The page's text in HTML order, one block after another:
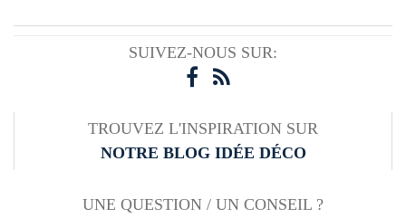
SUIVEZ-NOUS SUR:
TROUVEZ L'INSPIRATION SUR
NOTRE BLOG IDÉE DÉCO
UNE QUESTION / UN CONSEIL ?